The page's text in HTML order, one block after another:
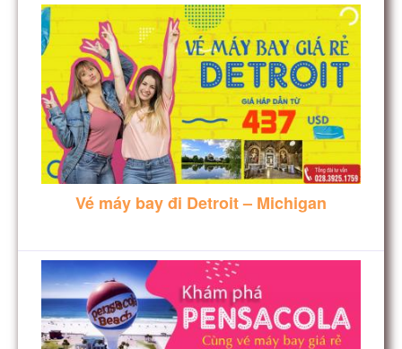
Vé máy bay đi Detroit – Michigan